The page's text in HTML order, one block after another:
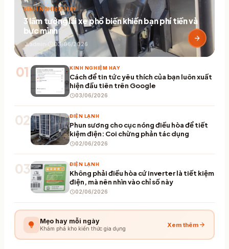
KINH NGHIỆM HAY
3 lầm tưởng lái xe phổ biến khiến bạn phí tiền và
bực mình
personadmin schedule03/06/2026
arrow_forward
01 KINH NGHIỆM HAY
Cách để tin tức yêu thích của bạn luôn xuất
hiện đầu tiên trên Google
schedule03/06/2026
02 ĐIỆN LẠNH
Phun sương cho cục nóng điều hòa để tiết
kiệm điện: Coi chừng phản tác dụng
schedule02/06/2026
03 ĐIỆN LẠNH
Không phải điều hòa cứ inverter là tiết kiệm
điện, mà nên nhìn vào chỉ số này
schedule02/06/2026
lightbulb Mẹo hay mỗi ngày
Khám phá kho kiến thức gia dụng
Xem thêmarrow_forward